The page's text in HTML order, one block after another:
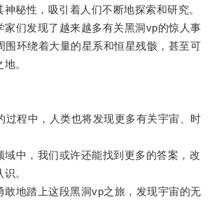
秘性，吸引着人们不断地探索和研究。
们发现了越来越多有关黑洞vp的惊人事
围环绕着大量的星系和恒星残骸，甚至可
。
程中，人类也将发现更多有关宇宙、时
中，我们或许还能找到更多的答案，改
。
地踏上这段黑洞vp之旅，发现宇宙的无